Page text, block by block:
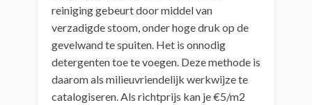
reiniging gebeurt door middel van
verzadigde stoom, onder hoge druk op de
gevelwand te spuiten. Het is onnodig
detergenten toe te voegen. Deze methode is
daarom als milieuvriendelijk werkwijze te
catalogiseren. Als richtprijs kan je €5/m2